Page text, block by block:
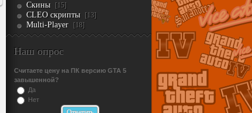
Скины [15]
CLEO скрипты [13]
Multi-Player [18]
Наш опрос
Считаете цену на ПК версию GTA 5
завышенной?
Да
Нет